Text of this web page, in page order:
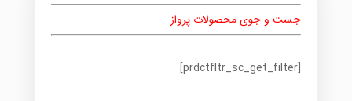
جست و جوی محصولات پرواز
[prdctfltr_sc_get_filter]